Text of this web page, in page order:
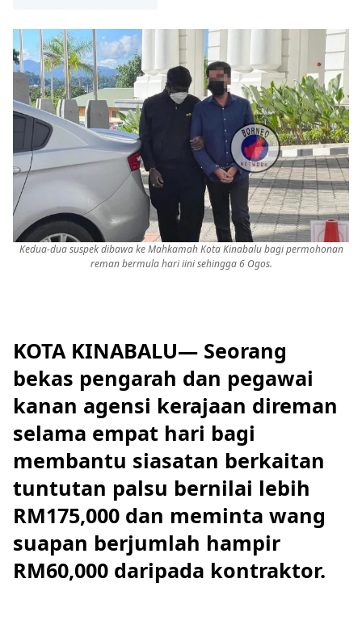
Kedua-dua suspek dibawa ke Mahkamah Kota Kinabalu bagi permohonan
reman bermula hari iini sehingga 6 Ogos.
KOTA KINABALU— Seorang
bekas pengarah dan pegawai
kanan agensi kerajaan direman
selama empat hari bagi
membantu siasatan berkaitan
tuntutan palsu bernilai lebih
RM175,000 dan meminta wang
suapan berjumlah hampir
RM60,000 daripada kontraktor.